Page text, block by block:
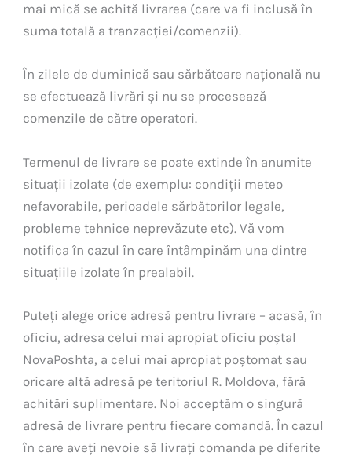
mai mică se achită livrarea (care va fi inclusă în
suma totală a tranzacției/comenzii).
În zilele de duminică sau sărbătoare națională nu
se efectuează livrări și nu se procesează
comenzile de către operatori.
Termenul de livrare se poate extinde în anumite
situații izolate (de exemplu: condiții meteo
nefavorabile, perioadele sărbătorilor legale,
probleme tehnice neprevăzute etc). Vă vom
notifica în cazul în care întâmpinăm una dintre
situațiile izolate în prealabil.
Puteți alege orice adresă pentru livrare – acasă, în
oficiu, adresa celui mai apropiat oficiu poștal
NovaPoshta, a celui mai apropiat poștomat sau
oricare altă adresă pe teritoriul R. Moldova, fără
achitări suplimentare. Noi acceptăm o singură
adresă de livrare pentru fiecare comandă. În cazul
în care aveți nevoie să livrați comanda pe diferite